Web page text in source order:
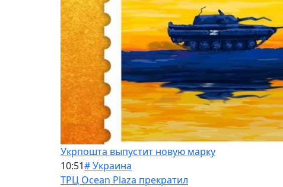
Укрпошта выпустит новую марку
10:51# Украина
ТРЦ Ocean Plaza прекратил